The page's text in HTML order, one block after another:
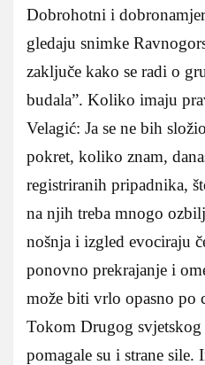
Dobrohotni i
gledaju snimke
zaključe kako se radi o
budala”. Koliko imaju
Velagić: Ja se ne bih
pokret, koliko znam,
registriranih pripadnika,
na njih treba mnogo
nošnja i izgled evociraju
ponovno prekrajanje i
može biti vrlo opasno po
Tokom Drugog
pomagale su i strane sile.